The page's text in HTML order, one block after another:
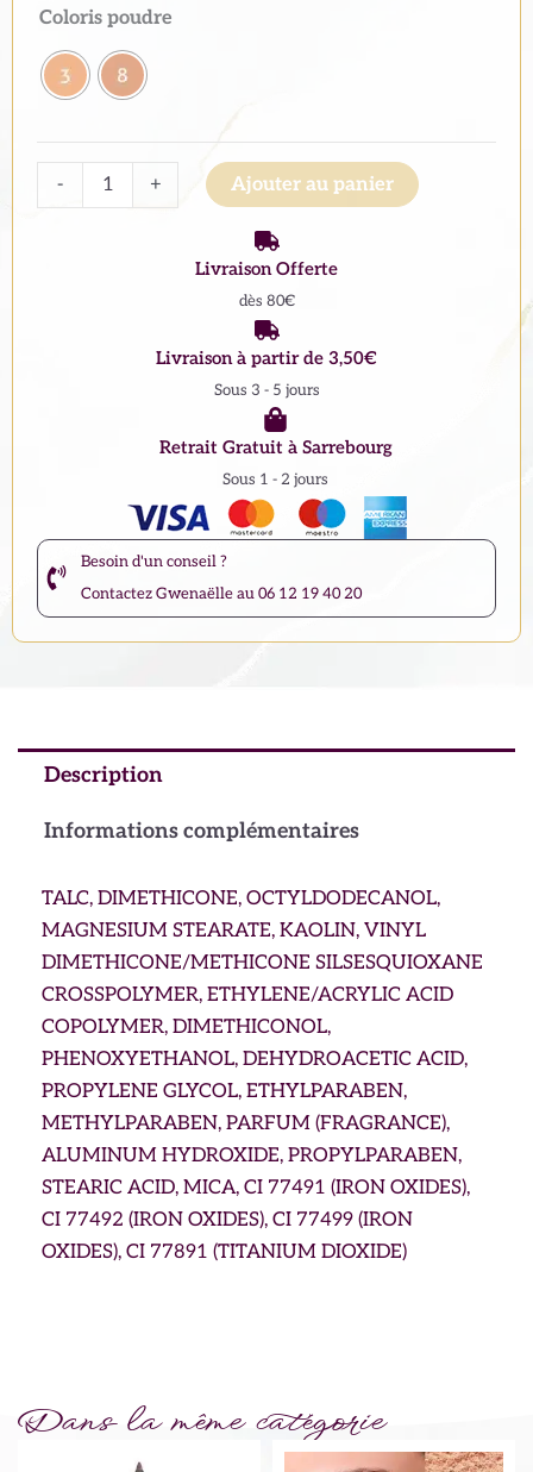
Coloris poudre
-
quantité
High
compact
recharge
+ Ajouter au panier Alternative:
Livraison Offerte
dès 80€
Livraison à partir de 3,50€
Sous 3 - 5 jours
Retrait Gratuit à Sarrebourg
Sous 1 - 2 jours
Besoin d'un conseil ?
Contactez Gwenaëlle au 06 12 19 40 20
Description
Informations complémentaires
TALC, DIMETHICONE, OCTYLDODECANOL,
MAGNESIUM STEARATE, KAOLIN, VINYL
DIMETHICONE/METHICONE SILSESQUIOXANE
CROSSPOLYMER, ETHYLENE/ACRYLIC ACID
COPOLYMER, DIMETHICONOL,
PHENOXYETHANOL, DEHYDROACETIC ACID,
PROPYLENE GLYCOL, ETHYLPARABEN,
METHYLPARABEN, PARFUM (FRAGRANCE),
ALUMINUM HYDROXIDE, PROPYLPARABEN,
STEARIC ACID, MICA, CI 77491 (IRON OXIDES),
CI 77492 (IRON OXIDES), CI 77499 (IRON
OXIDES), CI 77891 (TITANIUM DIOXIDE)
Dans la même catégorie